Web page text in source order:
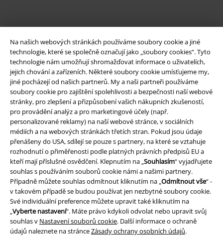
Na našich webových stránkách používáme soubory cookie a jiné
technologie, které se společně označují jako „soubory cookies“. Tyto
technologie nám umožňují shromažďovat informace o uživatelích,
jejich chování a zařízeních. Některé soubory cookie umísťujeme my,
jiné pocházejí od našich partnerů. My a naši partneři používáme
soubory cookie pro zajištění spolehlivosti a bezpečnosti naší webové
stránky, pro zlepšení a přizpůsobení vašich nákupních zkušeností,
pro provádění analýz a pro marketingové účely (např.
personalizované reklamy) na naší webové stránce, v sociálních
médiích a na webových stránkách třetích stran. Pokud jsou údaje
přenášeny do USA, sdílejí se pouze s partnery, na které se vztahuje
rozhodnutí o přiměřenosti podle platných právních předpisů EU a
kteří mají příslušné osvědčení. Klepnutím na „Souhlasím“ vyjadřujete
souhlas s používáním souborů cookie námi a našimi partnery.
Případně můžete souhlas odmítnout kliknutím na „Odmítnout vše“ -
v takovém případě se budou používat jen nezbytné soubory cookie.
Své individuální preference můžete upravit také kliknutím na
„Vyberte nastavení“. Máte právo kdykoli odvolat nebo upravit svůj
souhlas v Nastavení souborů cookie. Další informace o ochraně
údajů naleznete na stránceZásady ochrany osobních údajů.
Právní informace
Podmínky
Prohlášení
Ochrana osobních údajů
Likvidace odpadu a ochrana životního prostředí
Prohlášení o shodě
Informace o přístupnosti